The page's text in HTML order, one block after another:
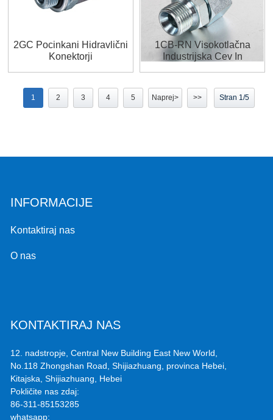
2GC Pocinkani Hidravlični
Konektorji
1CB-RN Visokotlačna
Industrijska Cev In
1 2 3 4 5 Naprej> >> Stran 1/5
INFORMACIJE
Kontaktiraj nas
O nas
KONTAKTIRAJ NAS
12. nadstropje, Central New Building East New World,
No.118 Zhongshan Road, Shijiazhuang, provinca Hebei,
Kitajska, Shijiazhuang, Hebei
Pokličite nas zdaj:
86-311-85153285
whatsapp: